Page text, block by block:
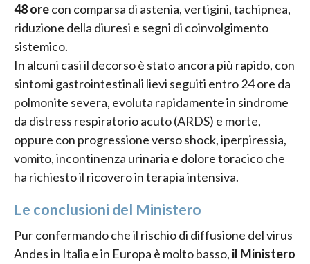
48 orecon comparsa di astenia, vertigini, tachipnea,
riduzione della diuresi e segni di coinvolgimento
sistemico.
In alcuni casi il decorso è stato ancora più rapido, con
sintomi gastrointestinali lievi seguiti entro 24 ore da
polmonite severa, evoluta rapidamente in sindrome
da distress respiratorio acuto (ARDS) e morte,
oppure con progressione verso shock, iperpiressia,
vomito, incontinenza urinaria e dolore toracico che
ha richiesto il ricovero in terapia intensiva.
Le conclusioni del Ministero
Pur confermando che il rischio di diffusione del virus
Andes in Italia e in Europa è molto basso, il Ministero